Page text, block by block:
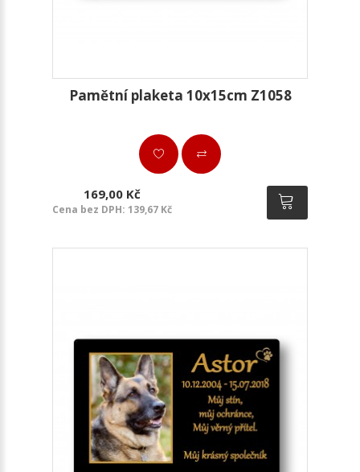
Pamětní plaketa 10x15cm Z1058
169,00 Kč
Cena bez DPH: 139,67 Kč